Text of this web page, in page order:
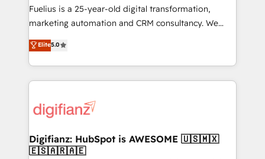
27001:2022, ISO 9001:2015, and ISO 42001:2023
certified - the AI management standard • GuardHub:
Ready for the next step? Click the 👈 '𝗖𝗼𝗻𝘁𝗮𝗰𝘁
𝗯𝘂𝘀𝗶𝗻𝗲𝘀𝘀' button to get in touch (𝘸𝘦'𝘳𝘦 𝘴𝘶𝘱𝘦𝘳
Fuelius is a 25-year-old digital transformation,
marketing automation and CRM consultancy. We
enable mid-market and enterprise clients to
maximise their return from digital and fuel their
growth. We modernise platforms, streamline
operations that are causing inefficiencies, improve
supercharge revenue operations Key services: • CRM
Transformation / Web Development • RevOps &
Sales Consulting • Marketing Automation What
Elite5.0
Digifianz: HubSpot is AWESOME 🇺🇸🇲🇽
🇪🇸🇦🇷🇦🇪